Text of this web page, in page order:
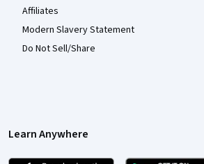
Affiliates
Modern Slavery Statement
Do Not Sell/Share
Learn Anywhere